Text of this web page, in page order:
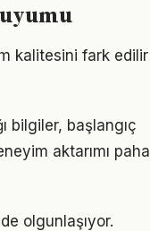
kalitesini fark edilir
bilgiler, başlangıç
aktarımı paha
olgunlaşıyor.